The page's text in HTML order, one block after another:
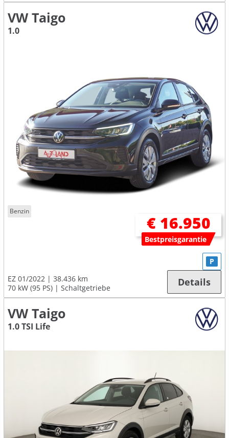
VW Taigo
1.0
Benzin
€ 16.950
Bestpreisgarantie
EZ 01/2022
38.436 km
70 kW (95 PS)
Schaltgetriebe
P
Details
VW Taigo
1.0 TSI Life